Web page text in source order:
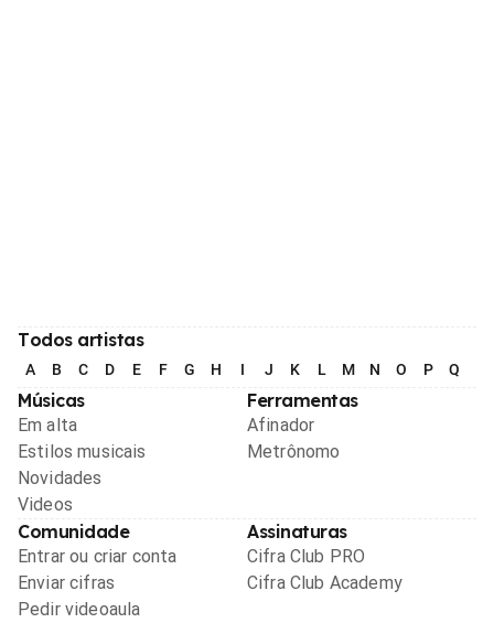
Todos artistas
A B C D E F G H I J K L M N O P Q
Músicas
Em alta
Estilos musicais
Novidades
Videos
Ferramentas
Afinador
Metrônomo
Comunidade
Entrar ou criar conta
Enviar cifras
Pedir videoaula
Assinaturas
Cifra Club PRO
Cifra Club Academy